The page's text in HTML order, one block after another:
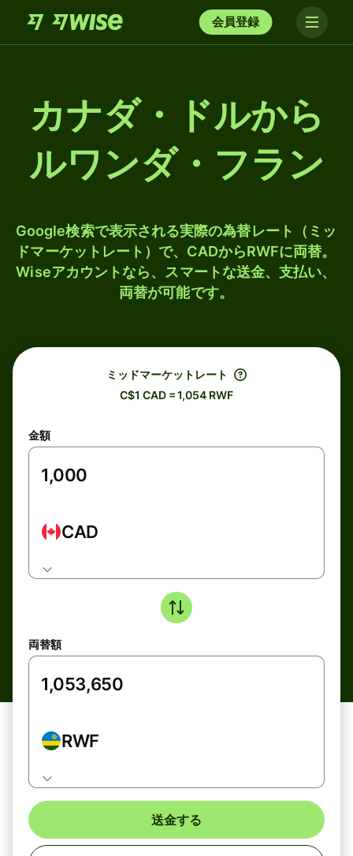
会員登録
カナダ・ドルから
ルワンダ・フラン
Google検索で表示される実際の為替レート（ミッ
ドマーケットレート）で、CADからRWFに両替。
Wiseアカウントなら、スマートな送金、支払い、
両替が可能です。
ミッドマーケットレート
C$1 CAD = 1,054 RWF
金額
CAD
両替額
RWF
送金する